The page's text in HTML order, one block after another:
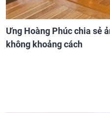
Ưng Hoàng Phúc chia sẻ
không khoảng cách